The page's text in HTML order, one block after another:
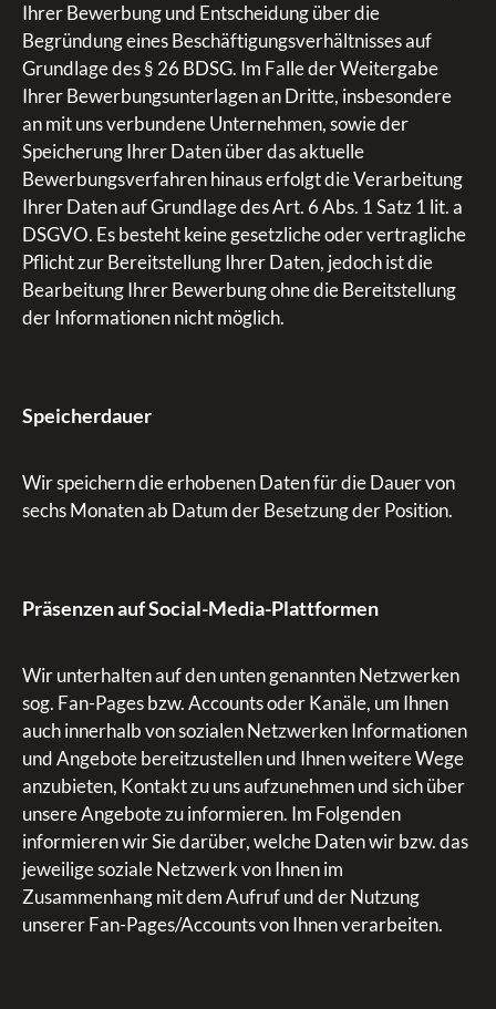
Ihrer Bewerbung und Entscheidung über die
Begründung eines Beschäftigungsverhältnisses auf
Grundlage des § 26 BDSG. Im Falle der Weitergabe
Ihrer Bewerbungsunterlagen an Dritte, insbesondere
an mit uns verbundene Unternehmen, sowie der
Speicherung Ihrer Daten über das aktuelle
Bewerbungsverfahren hinaus erfolgt die Verarbeitung
Ihrer Daten auf Grundlage des Art. 6 Abs. 1 Satz 1 lit. a
DSGVO. Es besteht keine gesetzliche oder vertragliche
Pflicht zur Bereitstellung Ihrer Daten, jedoch ist die
Bearbeitung Ihrer Bewerbung ohne die Bereitstellung
der Informationen nicht möglich.
Speicherdauer
Wir speichern die erhobenen Daten für die Dauer von
sechs Monaten ab Datum der Besetzung der Position.
Präsenzen auf Social-Media-Plattformen
Wir unterhalten auf den unten genannten Netzwerken
sog. Fan-Pages bzw. Accounts oder Kanäle, um Ihnen
auch innerhalb von sozialen Netzwerken Informationen
und Angebote bereitzustellen und Ihnen weitere Wege
anzubieten, Kontakt zu uns aufzunehmen und sich über
unsere Angebote zu informieren. Im Folgenden
informieren wir Sie darüber, welche Daten wir bzw. das
jeweilige soziale Netzwerk von Ihnen im
Zusammenhang mit dem Aufruf und der Nutzung
unserer Fan-Pages/Accounts von Ihnen verarbeiten.